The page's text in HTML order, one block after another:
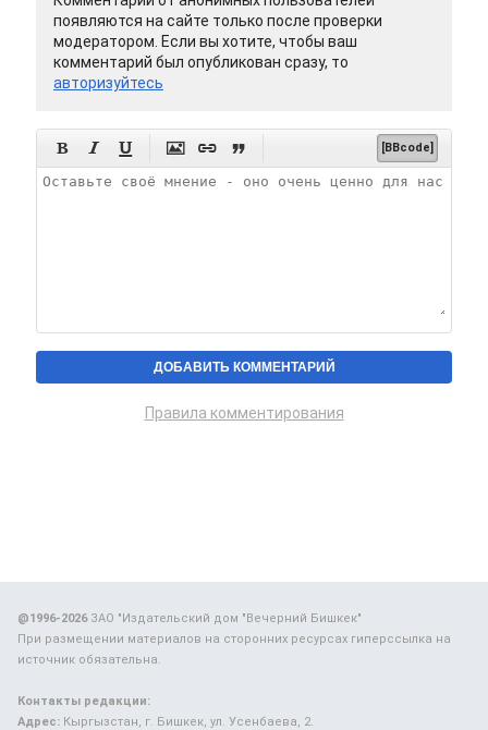
появляются на сайте только после проверки
модератором. Если вы хотите, чтобы ваш
комментарий был опубликован сразу, то
авторизуйтесь
      [BBcode]
Правила комментирования
@1996-2026ЗАО "Издательский дом "Вечерний Бишкек"
При размещении материалов на сторонних ресурсах гиперссылка на
источник обязательна.
Контакты редакции:
Адрес: Кыргызстан, г. Бишкек, ул. Усенбаева, 2.